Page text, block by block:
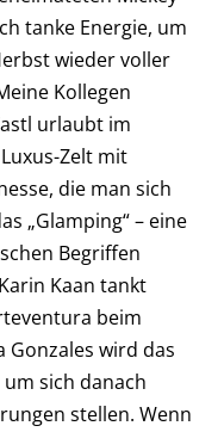
tanke Energie, um
wieder voller
Kollegen
­urlaubt im
Zelt mit
die man sich
„Glamping“ – eine
Begriffen
Kaan tankt
beim
Gonzales wird das
sich danach
stellen. Wenn